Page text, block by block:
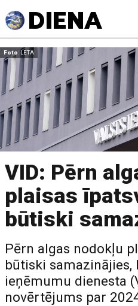
Foto: LETA
VID: Pērn
plaisas
būtiski
Pērn algas nodokļu
būtiski samazinājies,
ieņēmumu dienesta
novērtējums par